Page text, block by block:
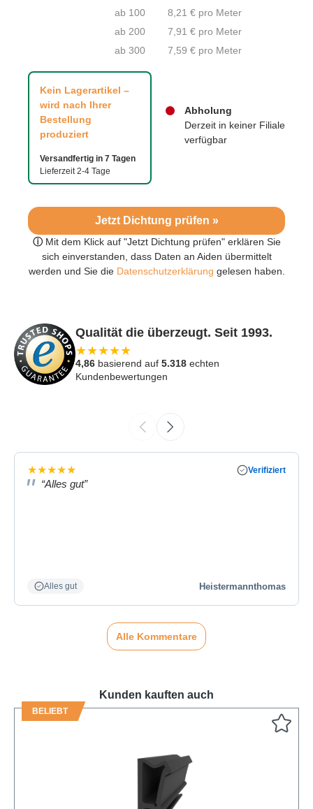
Jetzt Dichtung prüfen »
ⓘ Mit dem Klick auf "Jetzt Dichtung prüfen" erklären Sie
sich einverstanden, dass Daten an Aiden übermittelt
werden und Sie dieDatenschutzerklärung gelesen haben.
Kein Lagerartikel –
wird nach Ihrer
Bestellung
produziert
Versandfertig in 7 Tagen
Lieferzeit 2-4 Tage
Abholung
Derzeit in keiner Filiale
verfügbar
ab 100
8,21 € pro Meter
ab 200
7,91 € pro Meter
ab 300
7,59 € pro Meter
Qualität die überzeugt. Seit 1993.
★★★★★
4,86 basierend auf 5.318 echten
Kundenbewertungen
★★★★★ Verifiziert
“Alles gut”
Alles gut Heistermannthomas
Alle Kommentare
Kunden kauften auch
BELIEBT